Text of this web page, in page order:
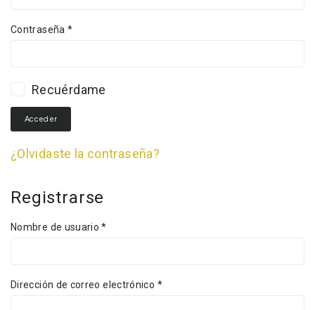
Contraseña *
Recuérdame
Acceder
¿Olvidaste la contraseña?
Registrarse
Nombre de usuario*
Dirección de correo electrónico *